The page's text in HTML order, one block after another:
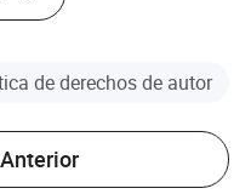
de élite en Londres
la FA Cup, ganándola
de 1876?
de derechos de autor